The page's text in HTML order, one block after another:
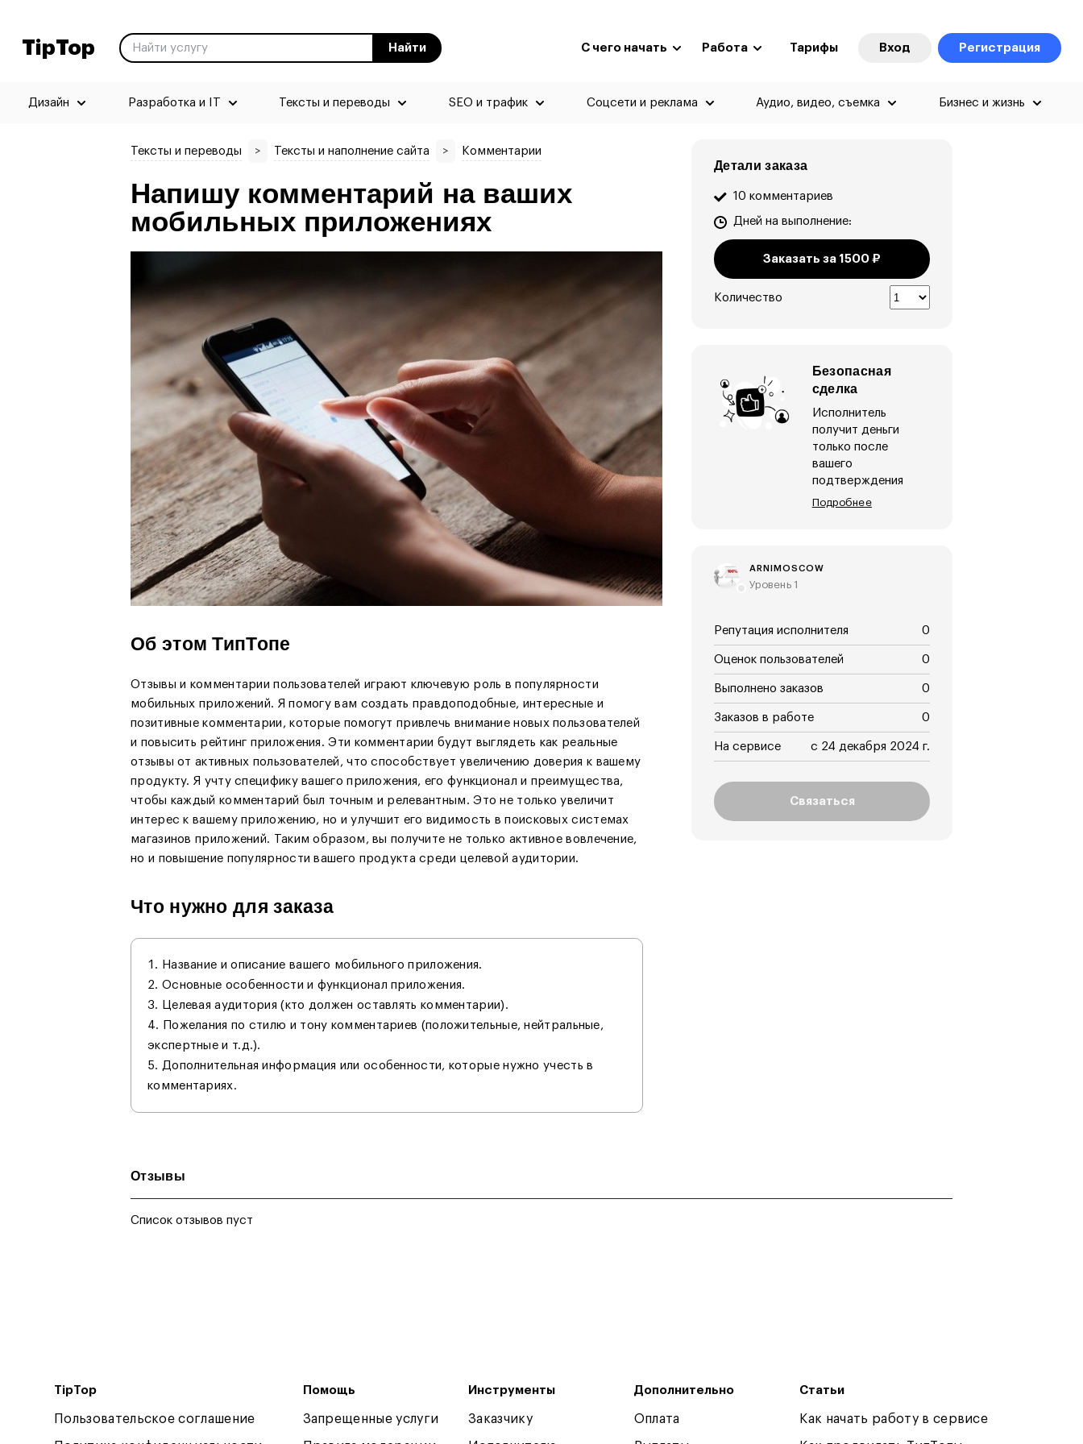
TipTop Найти С чего начать Работа Тарифы Вход Регистрация
Дизайн Разработка и IT Тексты и переводы SEO и трафик Соцсети и реклама Аудио, видео, съемка Бизнес и жизнь
Тексты и переводы > Тексты и наполнение сайта > Комментарии
Напишу комментарий на ваших
мобильных приложениях
Об этом ТипТопе
Отзывы и комментарии пользователей играют ключевую роль в популярности
мобильных приложений. Я помогу вам создать правдоподобные, интересные и
позитивные комментарии, которые помогут привлечь внимание новых пользователей
и повысить рейтинг приложения. Эти комментарии будут выглядеть как реальные
отзывы от активных пользователей, что способствует увеличению доверия к вашему
продукту. Я учту специфику вашего приложения, его функционал и преимущества,
чтобы каждый комментарий был точным и релевантным. Это не только увеличит
интерес к вашему приложению, но и улучшит его видимость в поисковых системах
магазинов приложений. Таким образом, вы получите не только активное вовлечение,
но и повышение популярности вашего продукта среди целевой аудитории.
Что нужно для заказа
Название и описание вашего мобильного приложения.
Основные особенности и функционал приложения.
Целевая аудитория (кто должен оставлять комментарии).
Пожелания по стилю и тону комментариев (положительные, нейтральные,
экспертные и т.д.).
Дополнительная информация или особенности, которые нужно учесть в
комментариях.
Детали заказа
10 комментариев
Дней на выполнение:
Заказать за 1500 ₽
Количество
Безопасная
сделка
Исполнитель
получит деньги
только после
вашего
подтверждения
Подробнее
ARNIMOSCOW
Уровень 1
Репутация исполнителя 0
Оценок пользователей 0
Выполнено заказов 0
Заказов в работе 0
На сервисе с 24 декабря 2024 г.
Связаться
Отзывы
Список отзывов пуст
TipTop
Пользовательское соглашение
Помощь
Запрещенные услуги
Инструменты
Заказчику
Дополнительно
Оплата
Статьи
Как начать работу в сервисе